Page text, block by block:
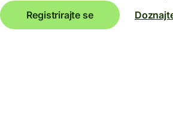
Registrirajte se